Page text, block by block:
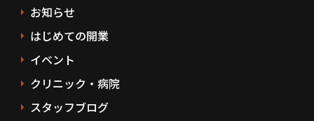
お知らせ
はじめての開業
イベント
クリニック・病院
スタッフブログ